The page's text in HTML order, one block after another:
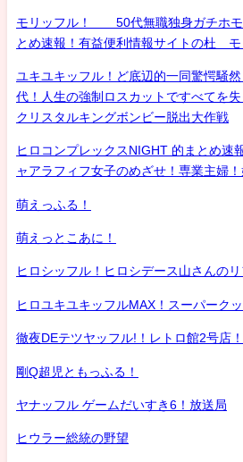
モリッフル！ 50代無職独身ガチホモ
とめ速報！有益便利情報サイトの杜 モ
ユキユキッフル！ど底辺的一同驚愕騒
代！人生の強制ロスカットですべてを
クリスタルキングボンビー脱出大作戦
ヒロコンプレックスNIGHT 的まとめ速
ャアラフィフ女子のめざせ！専業主婦
萌えっふる！
萌えっとこあに！
ヒロシッフル！ヒロシデース山さんの
ヒロユキユキッフルMAX！スーパークッ
徹夜DEテツヤッフル!！レトロ館2号店！
剛Q超児ともっふる！
ヤナッフル ゲームだいすき6！放送局
ヒウラー総統の野望